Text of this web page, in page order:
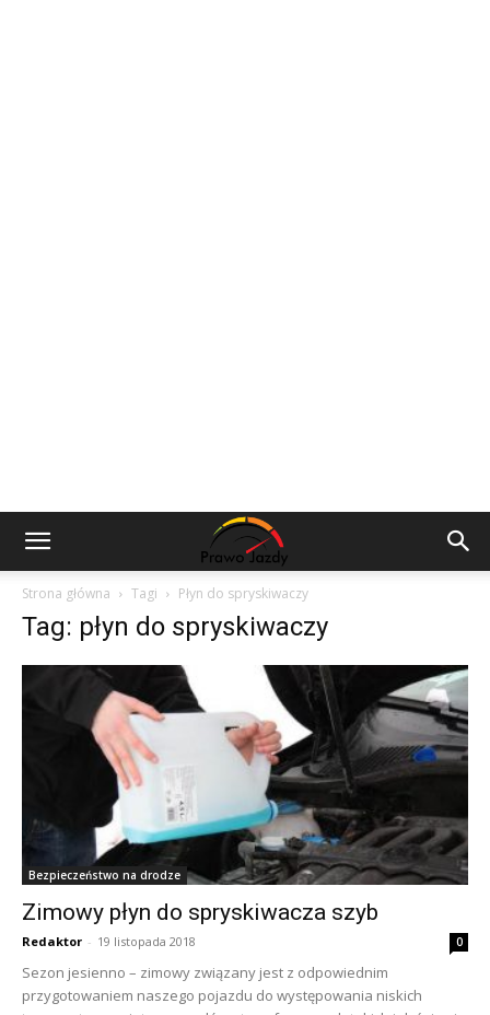
Strona główna Tagi Płyn do spryskiwaczy
Tag: płyn do spryskiwaczy
Bezpieczeństwo na drodze
Zimowy płyn do spryskiwacza szyb
Redaktor - 19 listopada 2018 0
Sezon jesienno – zimowy związany jest z odpowiednim
przygotowaniem naszego pojazdu do występowania niskich